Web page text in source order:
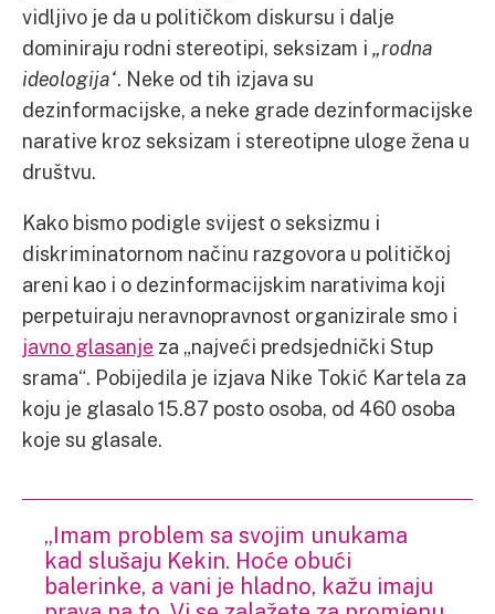
vidljivo je da u političkom diskursu i dalje
dominiraju rodni stereotipi, seksizam i „rodna
ideologija“. Neke od tih izjava su
dezinformacijske, a neke grade dezinformacijske
narative kroz seksizam i stereotipne uloge žena u
društvu.
Kako bismo podigle svijest o seksizmu i
diskriminatornom načinu razgovora u političkoj
areni kao i o dezinformacijskim narativima koji
perpetuiraju neravnopravnost organizirale smo i
javno glasanje za „najveći predsjednički Stup
srama“. Pobijedila je izjava Nike Tokić Kartela za
koju je glasalo 15.87 posto osoba, od 460 osoba
koje su glasale.
„Imam problem sa svojim unukama
kad slušaju Kekin. Hoće obući
balerinke, a vani je hladno, kažu imaju